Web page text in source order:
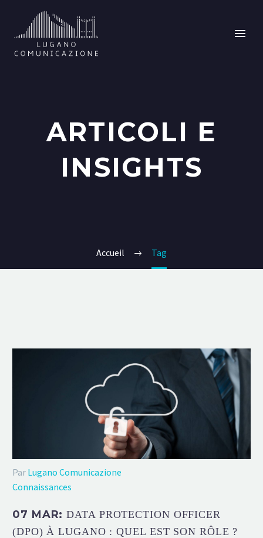
ARTICOLI E
INSIGHTS
Accueil Tag
Par Lugano Comunicazione
Connaissances
07 MAR:DATA PROTECTION OFFICER
(DPO) À LUGANO : QUEL EST SON RÔLE ?